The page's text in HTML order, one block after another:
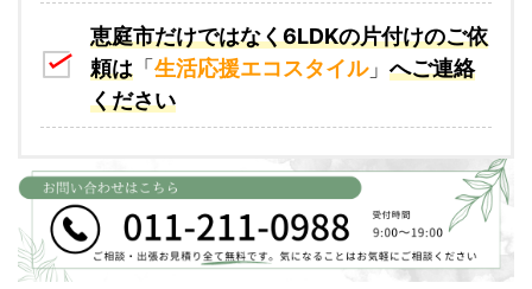
恵庭市だけではなく6LDKの片付けのご依
頼は 「生活応援エコスタイル」 へご連絡
ください